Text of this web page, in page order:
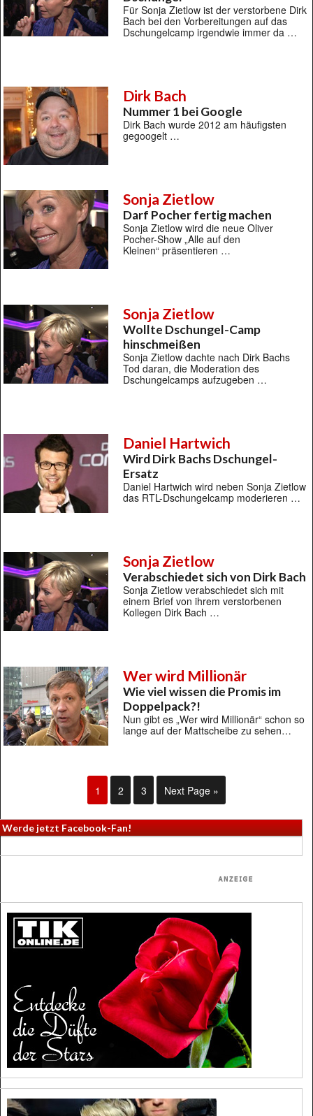
Für Sonja Zietlow ist der verstorbene Dirk
Bach bei den Vorbereitungen auf das
Dschungelcamp irgendwie immer da …
Dirk Bach
Nummer 1 bei Google
Dirk Bach wurde 2012 am häufigsten
gegoogelt …
Sonja Zietlow
Darf Pocher fertig machen
Sonja Zietlow wird die neue Oliver
Pocher-Show „Alle auf den
Kleinen“ präsentieren …
Sonja Zietlow
Wollte Dschungel-Camp
hinschmeißen
Sonja Zietlow dachte nach Dirk Bachs
Tod daran, die Moderation des
Dschungelcamps aufzugeben …
Daniel Hartwich
Wird Dirk Bachs Dschungel-
Ersatz
Daniel Hartwich wird neben Sonja Zietlow
das RTL-Dschungelcamp moderieren …
Sonja Zietlow
Verabschiedet sich von Dirk Bach
Sonja Zietlow verabschiedet sich mit
einem Brief von ihrem verstorbenen
Kollegen Dirk Bach …
Wer wird Millionär
Wie viel wissen die Promis im
Doppelpack?!
Nun gibt es „Wer wird Millionär“ schon so
lange auf der Mattscheibe zu sehen…
1 2 3 Next Page »
Werde jetzt Facebook-Fan!